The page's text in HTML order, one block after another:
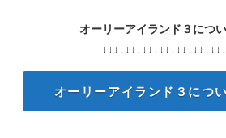
オーリーアイランド３につ
オーリーアイランド３につ